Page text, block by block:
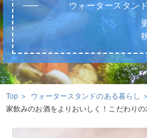
ショールーム
展示・キャンペーン情報
お客様の声
サポート
ウォータースタン
Top ウォータースタンドのある暮らし
家飲みのお酒をよりおいしく！こだわり